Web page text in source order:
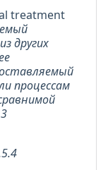
treatment
других
процессам